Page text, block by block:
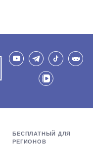
БЕСПЛАТНЫЙ ДЛЯ
РЕГИОНОВ